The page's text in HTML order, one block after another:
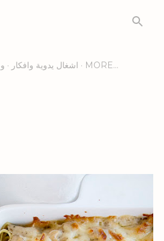
اشغال يدوية وافكار MORE…